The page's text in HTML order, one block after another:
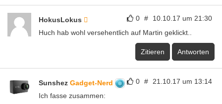
0 # 10.10.17 um 21:30
HokusLokus
Huch hab wohl versehentlich auf Martin geklickt..
Zitieren Antworten
0 # 21.10.17 um 13:14
Sunshez Gadget-Nerd
Ich fasse zusammen: